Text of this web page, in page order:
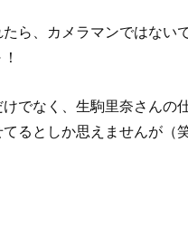
ら、カメラマンではない
でなく、生駒里奈さんの
るとしか思えませんが（笑